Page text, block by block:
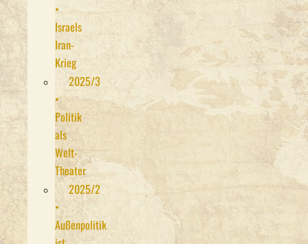
•
Israels
Iran-
Krieg
2025/3
•
Politik
als
Welt-
Theater
2025/2
•
Außenpolitik